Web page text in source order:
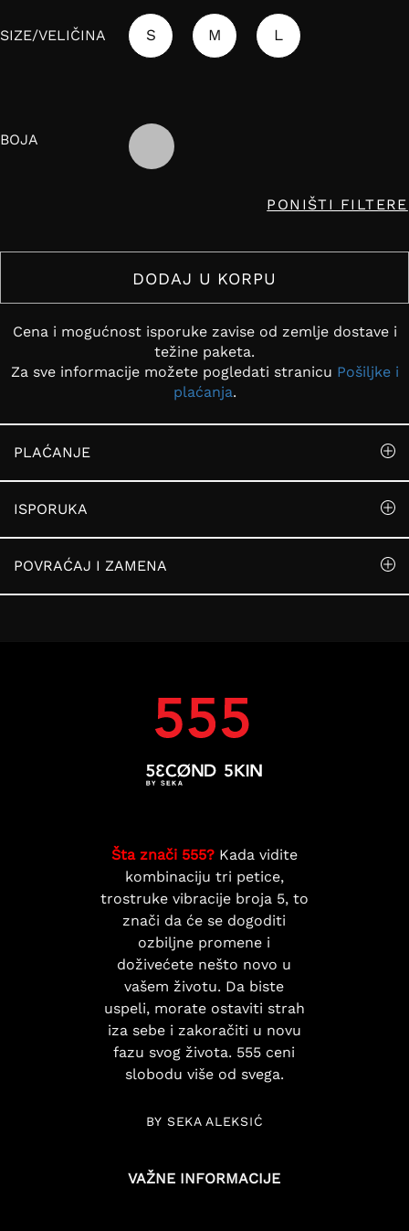
SIZE/VELIČINA S M L
BOJA
PONIŠTI FILTERE
DODAJ U KORPU
Cena i mogućnost isporuke zavise od zemlje dostave i
težine paketa.
Za sve informacije možete pogledati stranicu Pošiljke i
plaćanja.
PLAĆANJE
ISPORUKA
POVRAĆAJ I ZAMENA
Šta znači 555?Kada vidite
kombinaciju tri petice,
trostruke vibracije broja 5, to
znači da će se dogoditi
ozbiljne promene i
doživećete nešto novo u
vašem životu. Da biste
uspeli, morate ostaviti strah
iza sebe i zakoračiti u novu
fazu svog života. 555 ceni
slobodu više od svega.
BY SEKA ALEKSIĆ
VAŽNE INFORMACIJE